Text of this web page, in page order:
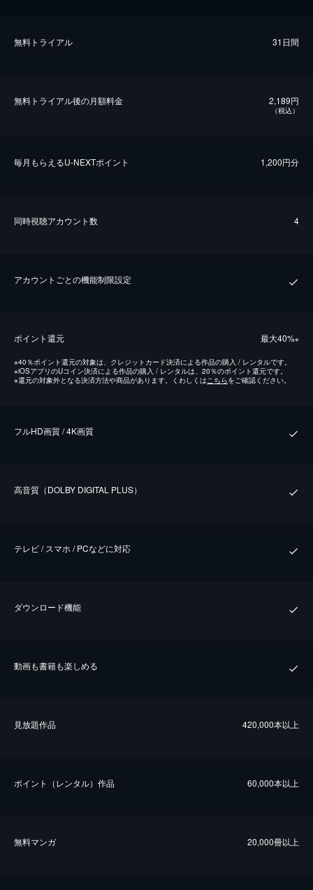
無料トライアル 31日間
無料トライアル後の⽉額料金 2,189円
（税込）
毎⽉もらえるU-NEXTポイント 1,200円分
同時視聴アカウント数 4
アカウントごとの機能制限設定
ポイント還元 最⼤40%※
※40％ポイント還元の対象は、クレジットカード決済による作品の購入 / レンタルです。
※iOSアプリのUコイン決済による作品の購入 / レンタルは、20％のポイント還元です。
※還元の対象外となる決済方法や商品があります。くわしくは こちらをご確認ください。
フルHD画質 / 4K画質
⾼⾳質（DOLBY DIGITAL PLUS）
テレビ / スマホ / PCなどに対応
ダウンロード機能
動画も書籍も楽しめる
⾒放題作品 420,000本以上
ポイント（レンタル）作品 60,000本以上
無料マンガ 20,000冊以上